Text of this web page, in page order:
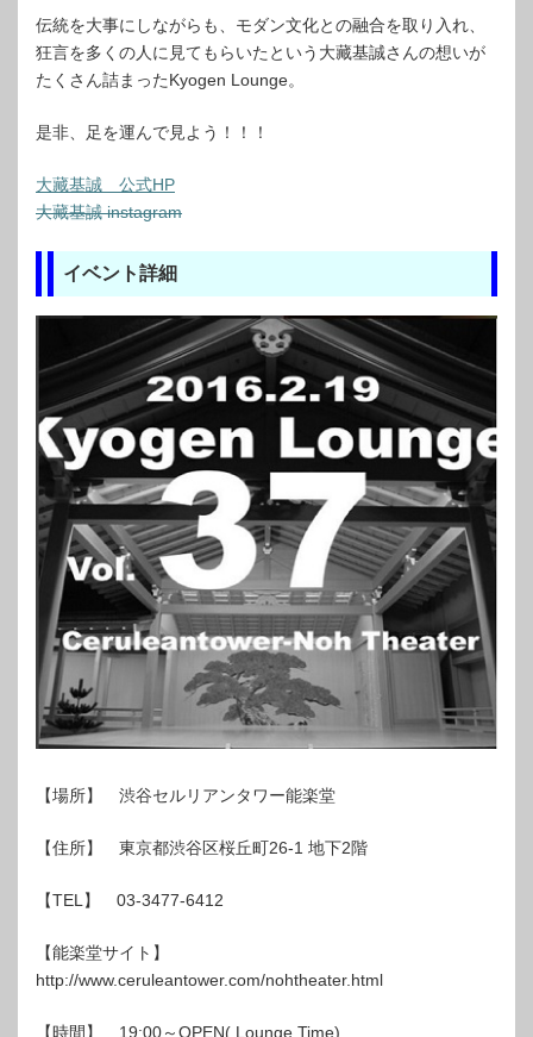
伝統を大事にしながらも、モダン文化との融合を取り入れ、
狂言を多くの人に見てもらいたという大藏基誠さんの想いが
たくさん詰まったKyogen Lounge。
是非、足を運んで見よう！！！
大藏基誠 公式HP
大藏基誠 instagram
イベント詳細
【場所】 渋谷セルリアンタワー能楽堂
【住所】 東京都渋谷区桜丘町26-1 地下2階
【TEL】 03-3477-6412
【能楽堂サイト】
http://www.ceruleantower.com/nohtheater.html
【時間】 19:00～OPEN( Lounge Time)